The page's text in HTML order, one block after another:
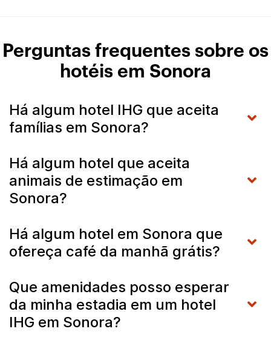
Perguntas frequentes sobre os
hotéis em Sonora
Há algum hotel IHG que aceita
famílias em Sonora?
Há algum hotel que aceita
animais de estimação em
Sonora?
Há algum hotel em Sonora que
ofereça café da manhã grátis?
Que amenidades posso esperar
da minha estadia em um hotel
IHG em Sonora?